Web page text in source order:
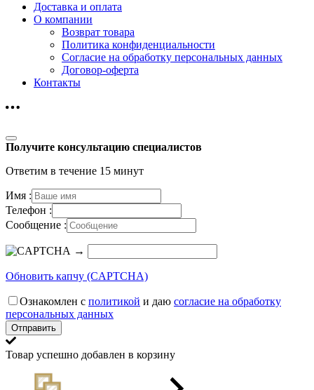
Доставка и оплата
О компании
Возврат товара
Политика конфиденциальности
Согласие на обработку персональных данных
Договор-оферта
Контакты
Получите консультацию специалистов
Ответим в течение 15 минут
Имя :
Телефон :
Сообщение :
→
Обновить капчу (CAPTCHA)
Ознакомлен с политикой и даю согласие на обработку
персональных данных
Товар успешно добавлен в корзину